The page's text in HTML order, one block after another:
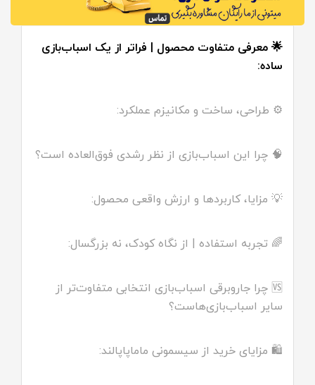
🌟 معرفی متفاوت محصول | فراتر از یک اسباب‌بازی
ساده:
⚙️ طراحی، ساخت و مکانیزم عملکرد:
🧠 چرا این اسباب‌بازی از نظر رشدی فوق‌العاده است؟
💡 مزایا، کاربردها و ارزش واقعی محصول:
🌈 تجربه استفاده | از نگاه کودک، نه بزرگسال:
🆚 چرا جاروبرقی اسباب‌بازی انتخابی متفاوت‌تر از
سایر اسباب‌بازی‌هاست؟
🛍️ مزایای خرید از سیسمونی ماماپاپالند: